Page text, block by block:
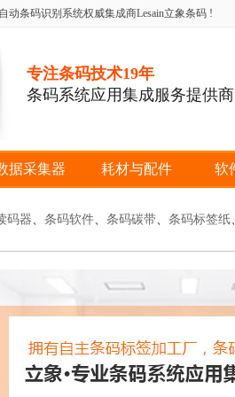
条码识别系统权威集成商Lesain立象条码 !
专注条码技术19年
条码系统应用集成服务提供商
据采集器 耗材与配件 软
码器、 条码软件、 条码碳带、 条码标签纸